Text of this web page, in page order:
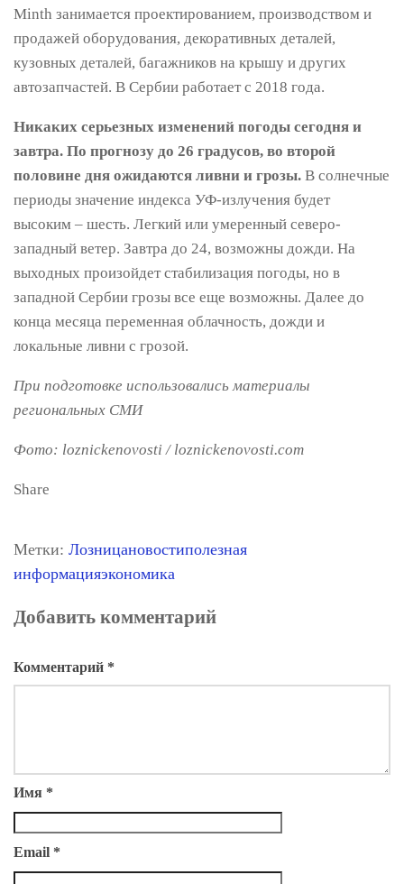
Minth занимается проектированием, производством и
продажей оборудования, декоративных деталей,
кузовных деталей, багажников на крышу и других
автозапчастей. В Сербии работает с 2018 года.
Никаких серьезных изменений погоды сегодня и
завтра. По прогнозу до 26 градусов, во второй
половине дня ожидаются ливни и грозы. В солнечные
периоды значение индекса УФ-излучения будет
высоким – шесть. Легкий или умеренный северо-
западный ветер. Завтра до 24, возможны дожди. На
выходных произойдет стабилизация погоды, но в
западной Сербии грозы все еще возможны. Далее до
конца месяца переменная облачность, дожди и
локальные ливни с грозой.
При подготовке использовались материалы
региональных СМИ
Фото: loznickenovosti / loznickenovosti.com
Share
Метки: Лозницановостиполезная
информацияэкономика
Добавить комментарий
Комментарий *
Имя *
Email *